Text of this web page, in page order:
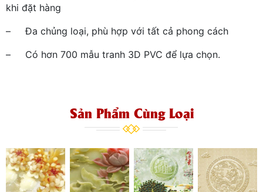
khi đặt hàng
– Đa chủng loại, phù hợp với tất cả phong cách
– Có hơn 700 mẫu tranh 3D PVC để lựa chọn.
Sản Phẩm Cùng Loại